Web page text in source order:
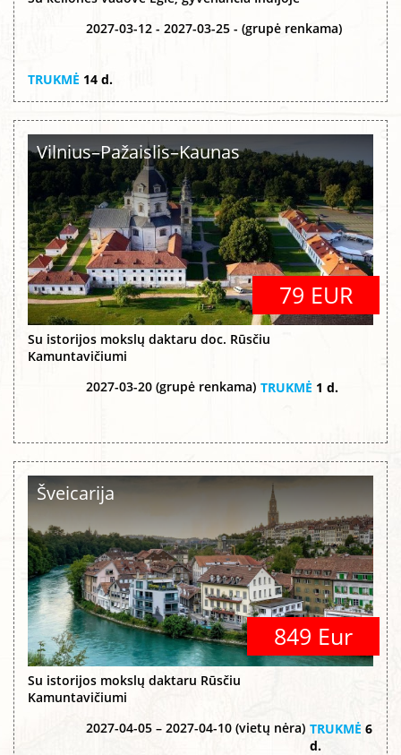
2027-03-12 - 2027-03-25 - (grupė renkama)
TRUKMĖ 14 d.
Vilnius–Pažaislis–Kaunas
79 EUR
Su istorijos mokslų daktaru doc. Rūsčiu
Kamuntavičiumi
2027-03-20 (grupė renkama) TRUKMĖ 1 d.
Šveicarija
849 Eur
Su istorijos mokslų daktaru Rūsčiu
Kamuntavičiumi
2027-04-05 – 2027-04-10 (vietų nėra) TRUKMĖ 6
d.